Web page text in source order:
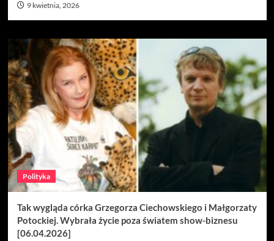
9 kwietnia, 2026
Polityka
Tak wygląda córka Grzegorza Ciechowskiego i Małgorzaty
Potockiej. Wybrała życie poza światem show-biznesu
[06.04.2026]